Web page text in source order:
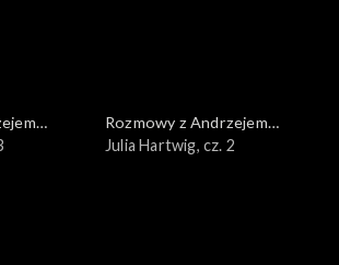
Rozmowy z Andrzejem
Doboszem
Julia Hartwig, cz. 2